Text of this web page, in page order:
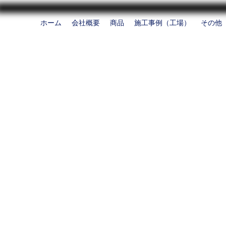
ホーム 会社概要 商品 施工事例（工場） その他